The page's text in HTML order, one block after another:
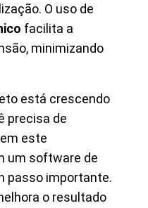
O uso de
facilita a
minimizando
está crescendo
precisa de
este
um software de
passo importante.
o resultado